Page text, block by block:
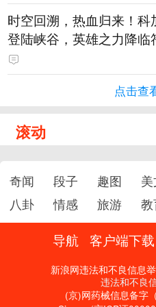
时空回溯，热血归来！科
登陆峡谷，英雄之力降临
斗！
点击查
滚动
奇闻 段子 趣图
八卦
情感 旅游
导航 客户端下载
新浪网违法和不良信息
违法和不良
(京)网药械信息备字